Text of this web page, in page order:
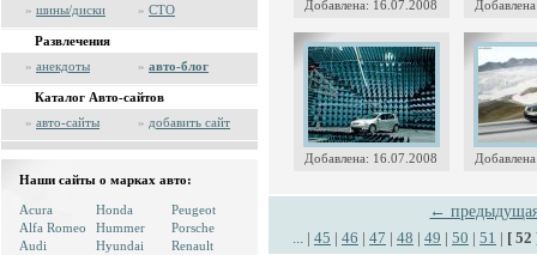
» шины/диски » СТО
Развлечения
» анекдоты » авто-блог
Каталог Авто-сайтов
» авто-сайты » добавить сайт
Наши сайты о марках авто:
Acura
Alfa Romeo
Audi
Honda
Hummer
Hyundai
Peugeot
Porsche
Renault
Добавлена: 16.07.2008
Добавлена: 16.07.2008
←
... | 45 | 46 | 47 | 48 | 49 | 50 | 51 | [ 52